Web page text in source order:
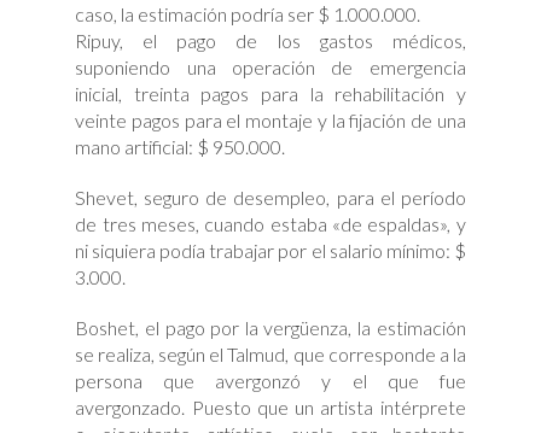
caso, la estimación podría ser $ 1.000.000.
Ripuy, el pago de los gastos médicos,
suponiendo una operación de emergencia
inicial, treinta pagos para la rehabilitación y
veinte pagos para el montaje y la fijación de una
mano artificial: $ 950.000.
Shevet, seguro de desempleo, para el período
de tres meses, cuando estaba «de espaldas», y
ni siquiera podía trabajar por el salario mínimo: $
3.000.
Boshet, el pago por la vergüenza, la estimación
se realiza, según el Talmud, que corresponde a la
persona que avergonzó y el que fue
avergonzado. Puesto que un artista intérprete